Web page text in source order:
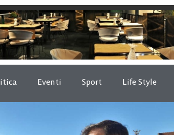
Eventi Sport Life Style